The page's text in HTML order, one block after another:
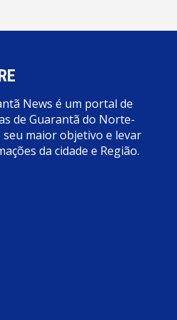
News é um portal de
de Guarantã do Norte-
seu maior objetivo e levar
da cidade e Região.